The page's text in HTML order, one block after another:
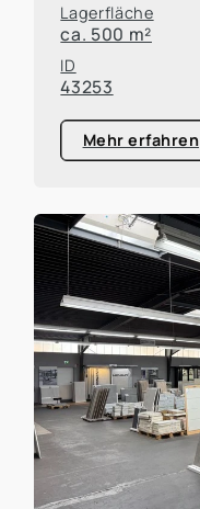
Lagerfläche
ca. 500 m²
ID
43253
Mehr erfahren